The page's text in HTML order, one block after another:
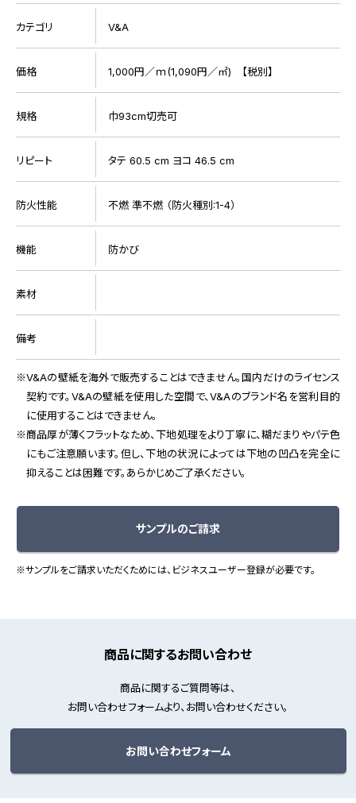
カテゴリ V&A
価格 1,000円／ｍ(1,090円／㎡) 【税別】
規格 巾93cm切売可
リピート タテ 60.5 cm ヨコ 46.5 cm
防火性能 不燃 準不燃 （防火種別:1-4）
機能 防かび
素材
備考
V&Aの壁紙を海外で販売することはできません。国内だけのライセンス
契約です。V&Aの壁紙を使用した空間で、V&Aのブランド名を営利目的
に使用することはできません。
商品厚が薄くフラットなため、下地処理をより丁寧に、糊だまりやパテ色
にもご注意願います。但し、下地の状況によっては下地の凹凸を完全に
抑えることは困難です。あらかじめご了承ください。
サンプルのご請求
※サンプルをご請求いただくためには、ビジネスユーザー登録が必要です。
商品に関するお問い合わせ
商品に関するご質問等は、
お問い合わせフォームより、お問い合わせください。
お問い合わせフォーム